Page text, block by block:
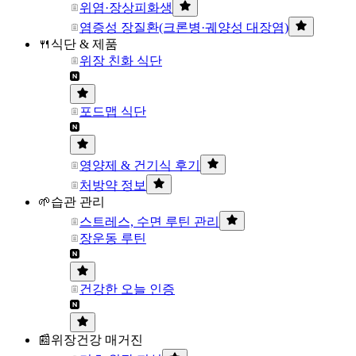
위염·장상피화생
염증성 장질환(크론병·궤양성 대장염)
🍴식단 & 제품
위장 친화 식단
포드맵 식단
영양제 & 건기식 후기
처방약 정보
🌱습관 관리
스트레스, 수면 루틴 관리
장운동 루틴
건강한 오늘 인증
📰위장건강 매거진